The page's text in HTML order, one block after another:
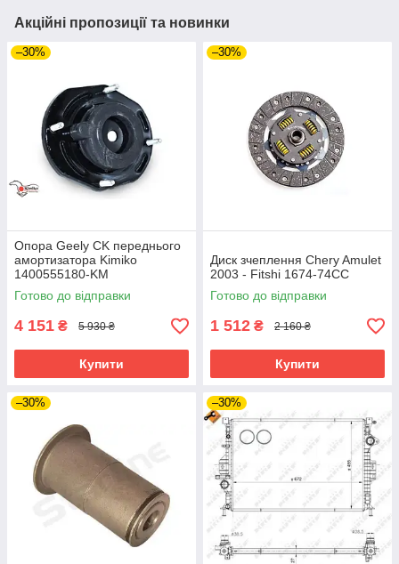
Акційні пропозиції та новинки
–30%
Опора Geely CK переднього
амортизатора Kimiko
1400555180-KM
Готово до відправки
4 151 ₴ 5 930 ₴
Купити
–30%
Диск зчеплення Chery Amulet
2003 - Fitshi 1674-74CC
Готово до відправки
1 512 ₴ 2 160 ₴
Купити
–30% –30%